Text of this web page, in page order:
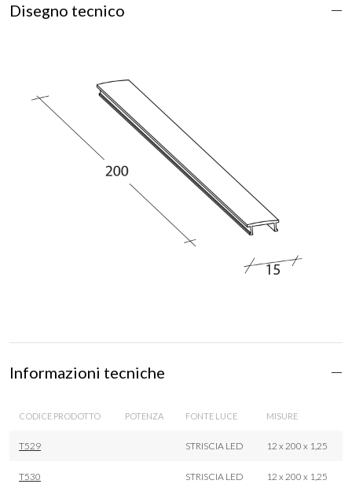
Disegno tecnico
Informazioni tecniche
CODICE PRODOTTO POTENZA FONTE LUCE MISURE
T529 STRISCIA LED 12 x 200 x 1,25
T530 STRISCIA LED 12 x 200 x 1,25